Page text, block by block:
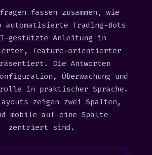
fassen zusammen, wie
automatisierte Trading-Bots
gestützte Anleitung in
feature-orientierter
Die Antworten
Überwachung und
in praktischer Sprache.
zeigen zwei Spalten,
mobile auf eine Spalte
zentriert sind.